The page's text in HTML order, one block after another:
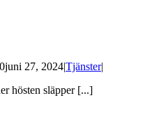
juni 27, 2024|Tjänster|
hösten släpper [...]